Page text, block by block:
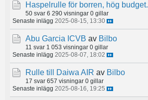
Haspelrulle för borren, hög budget.
50 svar 6 290 visningar 0 gillar
Senaste inlägg 2025-08-15, 13:30
Abu Garcia ICVB av Bilbo
11 svar 1 053 visningar 0 gillar
Senaste inlägg 2025-08-07, 18:02
Rulle till Daiwa AIR av Bilbo
17 svar 657 visningar 0 gillar
Senaste inlägg 2025-08-16, 19:25